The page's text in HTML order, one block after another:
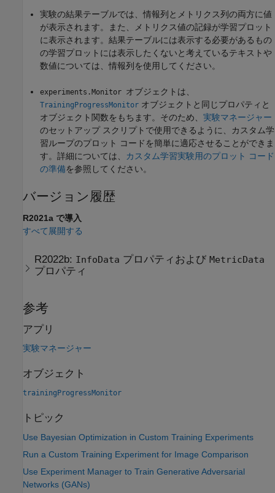
実験の結果テーブルでは、情報列とメトリクス列の両方に値
が表示されます。また、メトリクス値の記録が学習プロット
に表示されます。結果テーブルには表示する必要があるもの
の学習プロットには表示したくないと考えているテキストや
数値については、情報列を使用してください。
experiments.Monitor オブジェクトは、
TrainingProgressMonitor オブジェクトと同じプロパティと
オブジェクト関数をもちます。そのため、 実験マネージャー
のセットアップ スクリプトで使用できるように、カスタム学
習ループのプロット コードを簡単に適応させることができま
す。詳細については、
カスタム学習実験用のプロット コード
の準備を参照してください。
バージョン履歴
R2021a で導入
すべて展開する
R2022b: InfoData プロパティおよびMetricData
プロパティ
参考
アプリ
実験マネージャー
オブジェクト
trainingProgressMonitor
トピック
Use Bayesian Optimization in Custom Training Experiments
Run a Custom Training Experiment for Image Comparison
Use Experiment Manager to Train Generative Adversarial
Networks (GANs)